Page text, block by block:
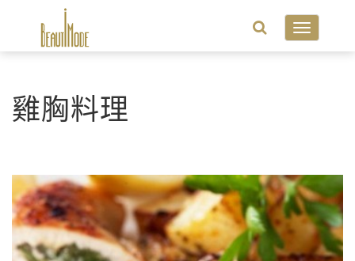
Toggle
雞胸料理